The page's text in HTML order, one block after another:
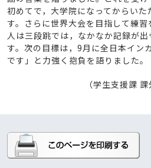
初めてで，大学院になってからい
す。さらに世界大会を目指して練
人は三段跳では，なかなか記録が
す。次の目標は，9月に全日本イン
です」と力強く抱負を語りました。
（学生支援課